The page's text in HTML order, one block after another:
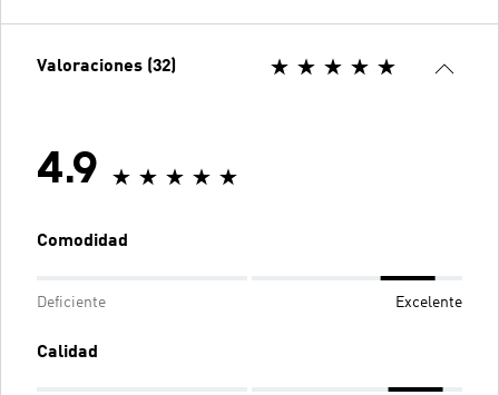
Valoraciones (32)
4.9
Comodidad
Deficiente Excelente
Calidad